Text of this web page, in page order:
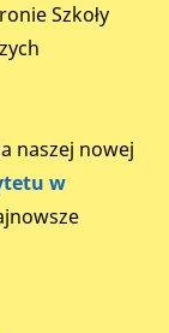
Szkoły
naszej nowej
w